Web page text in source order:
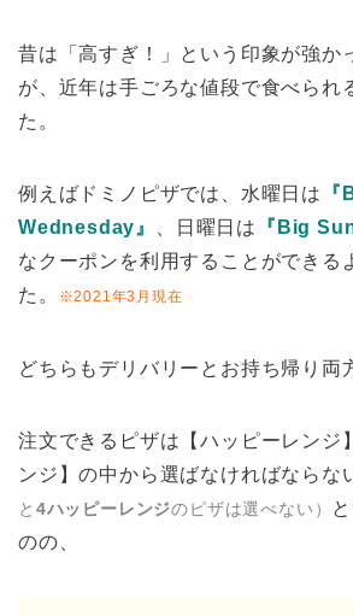
昔は「高すぎ！」という印象が強か
が、近年は手ごろな値段で食べられ
た。
例えばドミノピザでは、水曜日は
『
Wednesday』
、日曜日は 『Big
なクーポンを利用することができる
た。
※2021年3月現在
どちらもデリバリーとお持ち帰り両
注文できるピザは【ハッピーレンジ
ンジ】の中から選ばなければならな
と 4ハッピーレンジのピザは選べない）
のの、